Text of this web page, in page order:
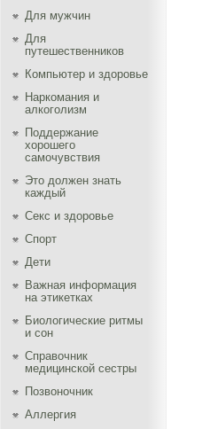
Для мужчин
Для
путешественников
Компьютер и здоровье
Наркомания и
алкоголизм
Поддержание
хорошего
самочувствия
Это должен знать
каждый
Секс и здоровье
Спорт
Дети
Важная информация
на этикетках
Биологические ритмы
и сон
Справочник
медицинской сестры
Позвоночник
Аллергия